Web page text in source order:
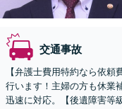
交通事故
【弁護士費用特約なら依
行います！主婦の方も休業
迅速に対応。【後遺障害等